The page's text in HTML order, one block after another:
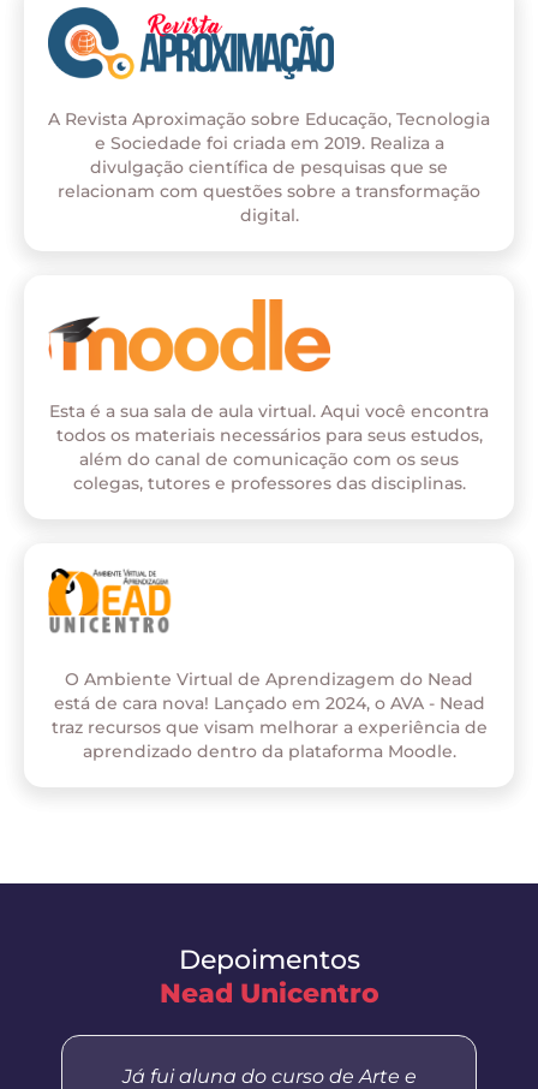
A Revista Aproximação sobre Educação, Tecnologia
e Sociedade foi criada em 2019. Realiza a
divulgação científica de pesquisas que se
relacionam com questões sobre a transformação
digital.
Esta é a sua sala de aula virtual. Aqui você encontra
todos os materiais necessários para seus estudos,
além do canal de comunicação com os seus
colegas, tutores e professores das disciplinas.
O Ambiente Virtual de Aprendizagem do Nead
está de cara nova! Lançado em 2024, o AVA - Nead
traz recursos que visam melhorar a experiência de
aprendizado dentro da plataforma Moodle.
Depoimentos
Nead Unicentro
Já fui aluna do curso de Arte e